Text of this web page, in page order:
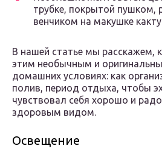
трубке, покрытой пушком,
венчиком на макушке
В нашей статье мы расскажем,
этим необычным и
домашних условиях: как
полив, период отдыха, чтобы
чувствовал себя хорошо и
здоровым видом.
Освещение